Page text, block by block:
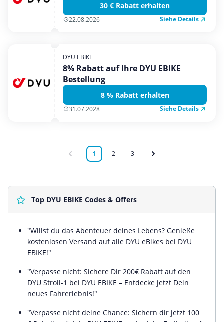
30 € Rabatt erhalten
22.08.2026 Siehe Details
DYU EBIKE
8% Rabatt auf Ihre DYU EBIKE
Bestellung
8 % Rabatt erhalten
31.07.2028 Siehe Details
1 2 3
Top DYU EBIKE Codes & Offers
"Willst du das Abenteuer deines Lebens? Genieße
kostenlosen Versand auf alle DYU eBikes bei DYU
EBIKE!"
"Verpasse nicht: Sichere Dir 200€ Rabatt auf den
DYU Stroll-1 bei DYU EBIKE – Entdecke jetzt Dein
neues Fahrerlebnis!"
"Verpasse nicht deine Chance: Sichern dir jetzt 100